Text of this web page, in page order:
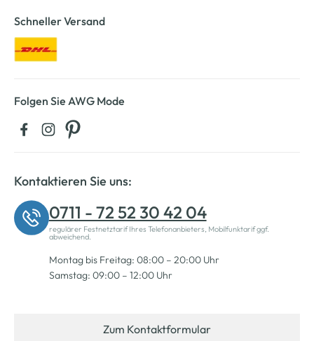
Schneller Versand
Folgen Sie AWG Mode
Kontaktieren Sie uns:
0711 - 72 52 30 42 04
regulärer Festnetztarif Ihres Telefonanbieters, Mobilfunktarif ggf.
abweichend.
Montag bis Freitag: 08:00 – 20:00 Uhr
Samstag: 09:00 – 12:00 Uhr
Zum Kontaktformular